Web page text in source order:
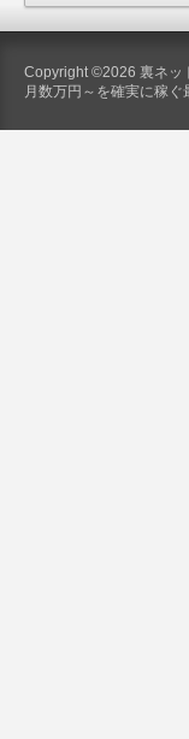
Copyright ©2026 裏ネッ
月数万円～を確実に稼